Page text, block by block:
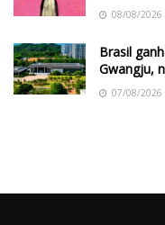
08/08/2026
Brasil
Gwangju,
07/08/2026